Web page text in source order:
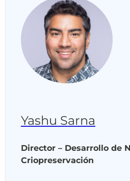
Yashu Sarna
Director – Desarrollo de
Criopreservación